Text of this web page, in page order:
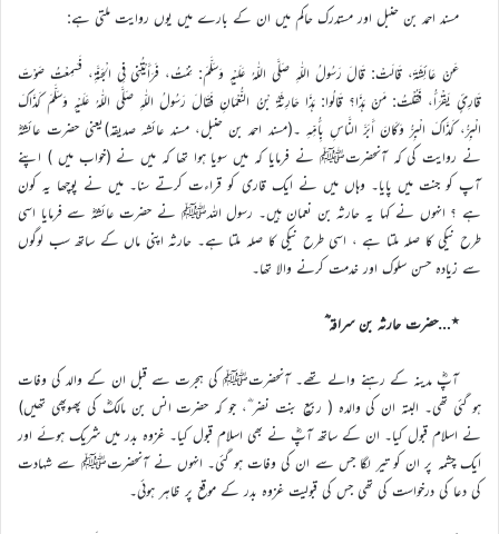
مسند احمد بن حنبل اور مستدرک حاکم میں ان کے بارے میں یوں روایت ملتی ہے:
عَنْ عَائِشَةَ، قَالَتْ: قَالَ رَسُولُ اللّٰهِ صَلَّى اللّٰهُ عَلَيْهِ وَسَلَّمَ: نِمْتُ، فَرَأَيْتُنِي فِي الْجَنَّةِ، فَسَمِعْتُ صَوْتَ
قَارِئٍ يَقْرَأُ، فَقُلْتُ: مَنْ هَذَا؟ قَالُوا: هَذَا حَارِثَةُ بْنُ النُّعْمَانِ فَقَالَ رَسُولُ اللّٰهِ صَلَّى اللّٰهُ عَلَيْهِ وَسَلَّمَ كَذَاكَ
الْبِرُّ، كَذَاكَ الْبِرُّ وَكَانَ أَبَرَّ النَّاسِ بِأُمِّهِ ۔(مسند احمد بن حنبل، مسند عائشہ صدیقہ)یعنی حضرت عائشہؓ
نے روایت کی کہ آنحضرتﷺ نے فرمایا کہ میں سویا ہوا تھا کہ میں نے (خواب میں ) اپنے
آپ کو جنت میں پایا۔ وہاں میں نے ایک قاری کو قراءت کرتے سنا۔ میں نے پوچھا یہ کون
ہے ؟ انہوں نے کہا یہ حارثہ بن نعمان ہیں۔ رسول اللہﷺ نے حضرت عائشہؓ سے فرمایا اسی
طرح نیکی کا صلہ ملتا ہے ، اسی طرح نیکی کا صلہ ملتا ہے۔ حارثہ اپنی ماں کے ساتھ سب لوگوں
سے زیادہ حسن سلوک اور خدمت کرنے والا تھا۔
٭…حضرت حارثہ بن سراقہ ؓ
آپؓ مدینہ کے رہنے والے تھے۔ آنحضرتﷺ کی ہجرت سے قبل ان کے والد کی وفات
ہو گئی تھی۔ البتہ ان کی والدہ ( ربیع بنت نضر ؓ، جو کہ حضرت انس بن مالکؓ کی پھوپھی تھیں)
نے اسلام قبول کیا۔ ان کے ساتھ آپؓ نے بھی اسلام قبول کیا۔ غزوہ بدر میں شریک ہوئے اور
ایک چشمہ پر ان کو تیر لگا جس سے ان کی وفات ہو گئی۔ انہوں نے آنحضرتﷺ سے شہادت
کی دعا کی درخواست کی تھی جس کی قبولیت غزوہ بدر کے موقع پر ظاہر ہوئی۔